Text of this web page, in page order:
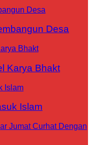
Desa
Karya Bhakt
Islam